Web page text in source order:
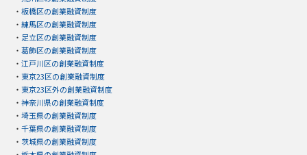
・ 板橋区の創業融資制度
・ 練馬区の創業融資制度
・ 足立区の創業融資制度
・ 葛飾区の創業融資制度
・ 江戸川区の創業融資制度
・ 東京23区の創業融資制度
・ 東京23区外の創業融資制度
・ 神奈川県の創業融資制度
・ 埼玉県の創業融資制度
・ 千葉県の創業融資制度
・ 茨城県の創業融資制度